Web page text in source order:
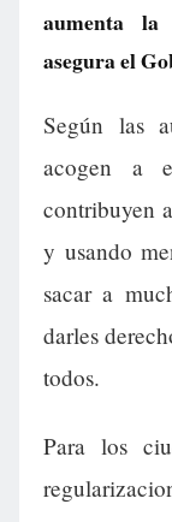
aumenta la
asegura el
Según las
acogen a
contribuyen
y usando
sacar a
darles
todos.
Para los